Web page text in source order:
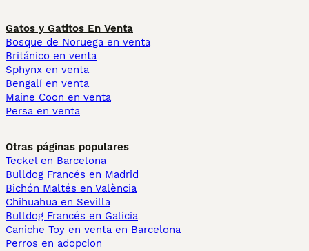
Gatos y Gatitos En Venta
Bosque de Noruega en venta
Británico en venta
Sphynx en venta
Bengalí en venta
Maine Coon en venta
Persa en venta
Otras páginas populares
Teckel en Barcelona
Bulldog Francés en Madrid
Bichón Maltés en València
Chihuahua en Sevilla
Bulldog Francés en Galicia
Caniche Toy en venta en Barcelona
Perros en adopcion